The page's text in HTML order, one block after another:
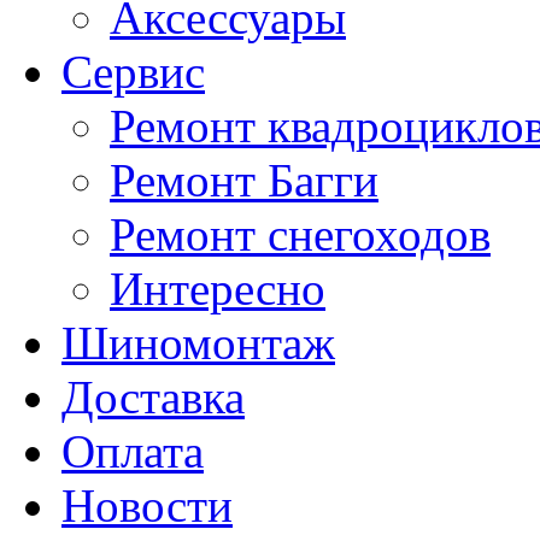
Аксессуары
Сервис
Ремонт
Ремонт Багги
Ремонт снегоходов
Интересно
Шиномонтаж
Доставка
Оплата
Новости